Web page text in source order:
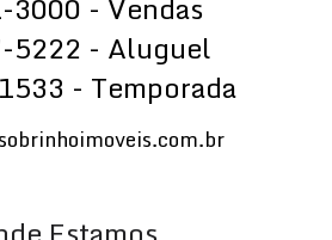
5222 - Aluguel
- Temporada